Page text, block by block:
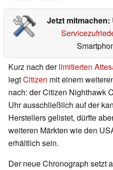
Jetzt mitmachen:
Kurz nach derlimitierten
legtCitizen mit einem
nach: der Citizen Nighthawk
Uhr ausschließlich auf der
Herstellers gelistet, dürfte
weiteren Märkten wie den
erhältlich sein.
Der neue Chronograph setzt